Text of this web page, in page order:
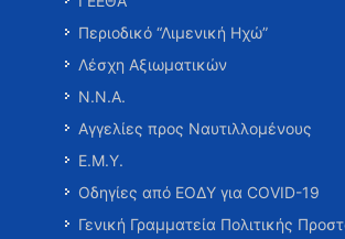
Περιοδικό “Λιμενική Ηχώ”
Λέσχη Αξιωματικών
Ν.Ν.Α.
Αγγελίες προς Ναυτιλλομένους
Ε.Μ.Υ.
Οδηγίες από ΕΟΔΥ για COVID-19
Γενική Γραμματεία Πολιτικής